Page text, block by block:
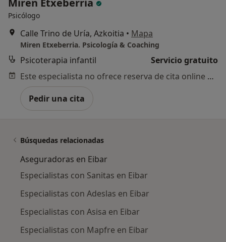
Miren Etxeberria
Psicólogo
Calle Trino de Uría, Azkoitia • Mapa
Miren Etxeberria. Psicología & Coaching
Psicoterapia infantil
Servicio gratuito
Este especialista no ofrece reserva de cita online en esta dirección.
Pedir una cita
Búsquedas relacionadas
Aseguradoras en Eibar
Especialistas con Sanitas en Eibar
Especialistas con Adeslas en Eibar
Especialistas con Asisa en Eibar
Especialistas con Mapfre en Eibar